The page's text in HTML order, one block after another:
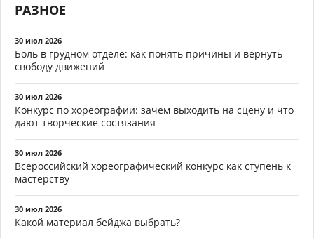
РАЗНОЕ
30 июл 2026
Боль в грудном отделе: как понять причины и вернуть
свободу движений
30 июл 2026
Конкурс по хореографии: зачем выходить на сцену и что
дают творческие состязания
30 июл 2026
Всероссийский хореографический конкурс как ступень к
мастерству
30 июл 2026
Какой материал бейджа выбрать?